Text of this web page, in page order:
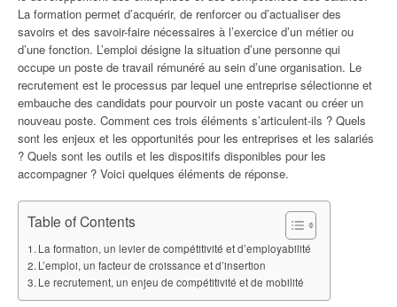
La formation permet d’acquérir, de renforcer ou d’actualiser des
savoirs et des savoir-faire nécessaires à l’exercice d’un métier ou
d’une fonction. L’emploi désigne la situation d’une personne qui
occupe un poste de travail rémunéré au sein d’une organisation. Le
recrutement est le processus par lequel une entreprise sélectionne et
embauche des candidats pour pourvoir un poste vacant ou créer un
nouveau poste. Comment ces trois éléments s’articulent-ils ? Quels
sont les enjeux et les opportunités pour les entreprises et les salariés
? Quels sont les outils et les dispositifs disponibles pour les
accompagner ? Voici quelques éléments de réponse.
Table of Contents
La formation, un levier de compétitivité et d’employabilité
L’emploi, un facteur de croissance et d’insertion
Le recrutement, un enjeu de compétitivité et de mobilité